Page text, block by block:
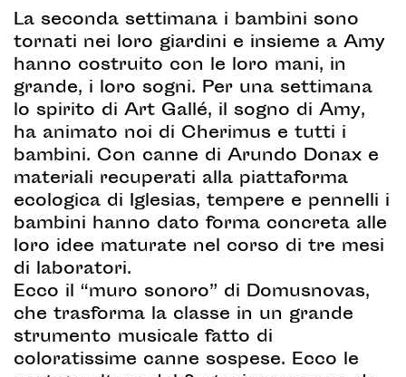
La seconda settimana i bambini sono
tornati nei loro giardini e insieme a Amy
hanno costruito con le loro mani, in
grande, i loro sogni. Per una settimana
lo spirito di Art Gallé, il sogno di Amy,
ha animato noi di Cherimus e tutti i
bambini. Con canne di Arundo Donax e
materiali recuperati alla piattaforma
ecologica di Iglesias, tempere e pennelli i
bambini hanno dato forma concreta alle
loro idee maturate nel corso di tre mesi
di laboratori.
Ecco il “muro sonoro” di Domusnovas,
che trasforma la classe in un grande
strumento musicale fatto di
coloratissime canne sospese. Ecco le